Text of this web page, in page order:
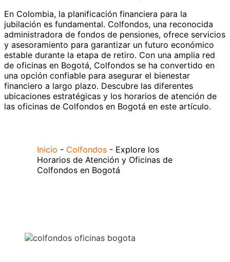
En Colombia, la planificación financiera para la
jubilación es fundamental. Colfondos, una reconocida
administradora de fondos de pensiones, ofrece servicios
y asesoramiento para garantizar un futuro económico
estable durante la etapa de retiro. Con una amplia red
de oficinas en Bogotá, Colfondos se ha convertido en
una opción confiable para asegurar el bienestar
financiero a largo plazo. Descubre las diferentes
ubicaciones estratégicas y los horarios de atención de
las oficinas de Colfondos en Bogotá en este artículo.
Inicio - Colfondos - Explore los
Horarios de Atención y Oficinas de
Colfondos en Bogotá